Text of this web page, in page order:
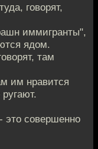
говорят,
иммигранты",
ядом.
там
им нравится
это совершенно